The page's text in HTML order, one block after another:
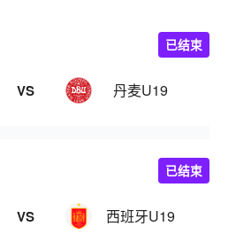
VS 丹麦U19
已结束
VS 西班牙U19
已结束